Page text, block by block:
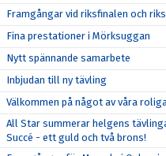
Framgångar vid riksfinalen och
Fina prestationer i Mörksuggan
Nytt spännande samarbete
Inbjudan till ny tävling
Välkommen på något av våra
All Star summerar helgens
Succé - ett guld och två brons!